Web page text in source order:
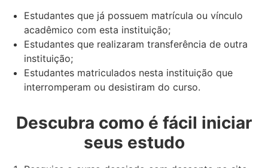
Estudantes que já possuem matrícula ou vínculo
acadêmico com esta instituição;
Estudantes que realizaram transferência de outra
instituição;
Estudantes matriculados nesta instituição que
interromperam ou desistiram do curso.
Descubra como é fácil iniciar
seus estudo